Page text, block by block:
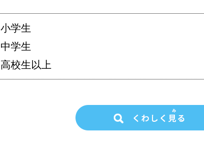
小学生
中学生
高校生以上